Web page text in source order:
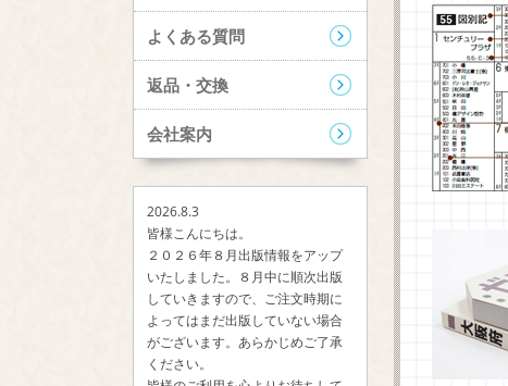
よくある質問
返品・交換
会社案内
2026.8.3
皆様こんにちは。
２０２６年８月出版情報をアップ
いたしました。８月中に順次出版
していきますので、ご注文時期に
よってはまだ出版していない場合
がございます。あらかじめご了承
ください。